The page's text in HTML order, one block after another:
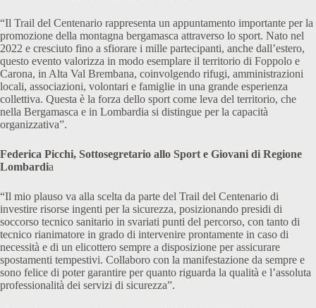
“Il Trail del Centenario rappresenta un appuntamento importante per la
promozione della montagna bergamasca attraverso lo sport. Nato nel
2022 e cresciuto fino a sfiorare i mille partecipanti, anche dall’estero,
questo evento valorizza in modo esemplare il territorio di Foppolo e
Carona, in Alta Val Brembana, coinvolgendo rifugi, amministrazioni
locali, associazioni, volontari e famiglie in una grande esperienza
collettiva. Questa è la forza dello sport come leva del territorio, che
nella Bergamasca e in Lombardia si distingue per la capacità
organizzativa”.
Federica Picchi, Sottosegretario allo Sport e Giovani di Regione
Lombardia
“Il mio plauso va alla scelta da parte del Trail del Centenario di
investire risorse ingenti per la sicurezza, posizionando presidi di
soccorso tecnico sanitario in svariati punti del percorso, con tanto di
tecnico rianimatore in grado di intervenire prontamente in caso di
necessità e di un elicottero sempre a disposizione per assicurare
spostamenti tempestivi. Collaboro con la manifestazione da sempre e
sono felice di poter garantire per quanto riguarda la qualità e l’assoluta
professionalità dei servizi di sicurezza”.